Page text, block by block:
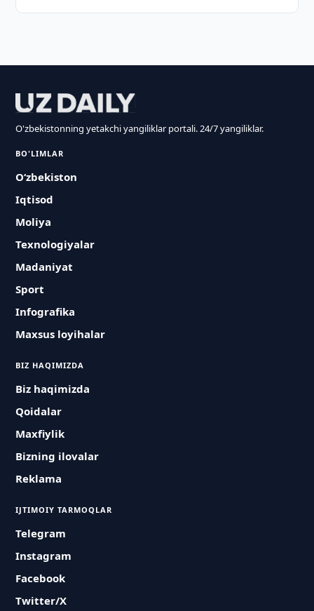
O'zbekistonning yetakchi yangiliklar portali. 24/7 yangiliklar.
BO'LIMLAR
O‘zbekiston
Iqtisod
Moliya
Texnologiyalar
Madaniyat
Sport
Infografika
Maxsus loyihalar
BIZ HAQIMIZDA
Biz haqimizda
Qoidalar
Maxfiylik
Bizning ilovalar
Reklama
IJTIMOIY TARMOQLAR
Telegram
Instagram
Facebook
Twitter/X